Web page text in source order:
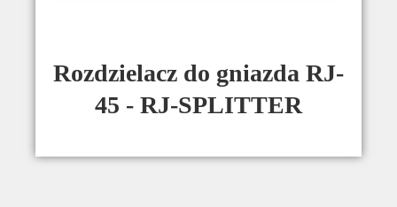
Rozdzielacz do gniazda RJ-
45 - RJ-SPLITTER